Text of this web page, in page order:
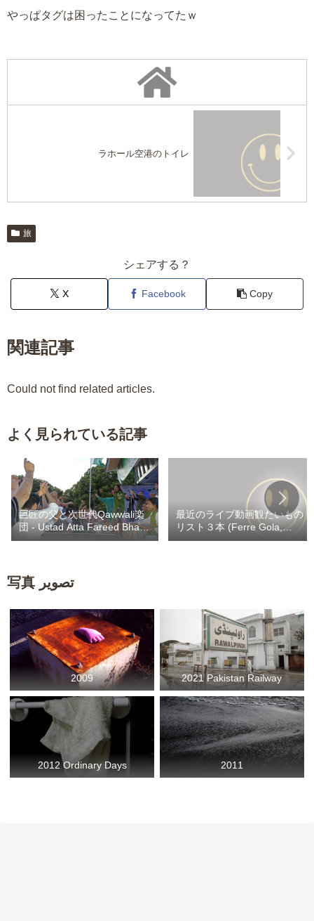
やっぱタグは困ったことになってたｗ
ラホール空港のトイレ
旅
シェアする？
X Facebook Copy
関連記事
Could not find related articles.
よく見られている記事
巨匠の父と次世代Qawwali楽
団 - Ustad Atta Fareed Bhag /
Kaley Khan Bhag
最近のライブ動画観たいもの
リスト３本 (Ferre Gola,
Heritier Watanabe,
写真 تصویر
2009 2021 Pakistan Railway
2012 Ordinary Days 2011